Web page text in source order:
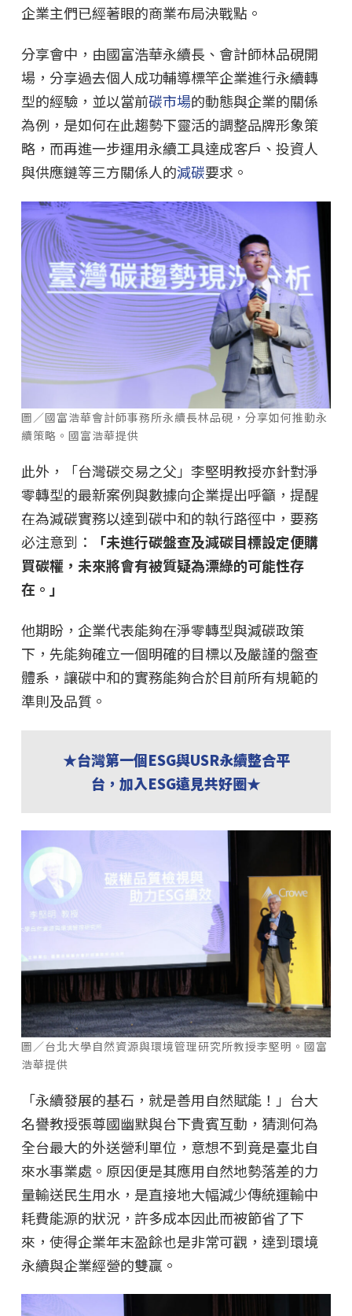
企業主們已經著眼的商業布局決戰點。
分享會中，由國富浩華永續長、會計師林品硯開
場，分享過去個人成功輔導標竿企業進行永續轉
型的經驗，並以當前碳市場的動態與企業的關係
為例，是如何在此趨勢下靈活的調整品牌形象策
略，而再進一步運用永續工具達成客戶、投資人
與供應鏈等三方關係人的減碳要求。
圖／國富浩華會計師事務所永續長林品硯，分享如何推動永
續策略。國富浩華提供
此外，「台灣碳交易之父」李堅明教授亦針對淨
零轉型的最新案例與數據向企業提出呼籲，提醒
在為減碳實務以達到碳中和的執行路徑中，要務
必注意到：
「未進行碳盤查及減碳目標設定便購
買碳權，未來將會有被質疑為漂綠的可能性存
在。」
他期盼，企業代表能夠在淨零轉型與減碳政策
下，先能夠確立一個明確的目標以及嚴謹的盤查
體系，讓碳中和的實務能夠合於目前所有規範的
準則及品質。
★台灣第一個ESG與USR永續整合平
台，加入ESG遠見共好圈★
圖／台北大學自然資源與環境管理研究所教授李堅明。國富
浩華提供
「永續發展的基石，就是善用自然賦能！」台大
名譽教授張尊國幽默與台下貴賓互動，猜測何為
全台最大的外送營利單位，意想不到竟是臺北自
來水事業處。原因便是其應用自然地勢落差的力
量輸送民生用水，是直接地大幅減少傳統運輸中
耗費能源的狀況，許多成本因此而被節省了下
來，使得企業年末盈餘也是非常可觀，達到環境
永續與企業經營的雙贏。